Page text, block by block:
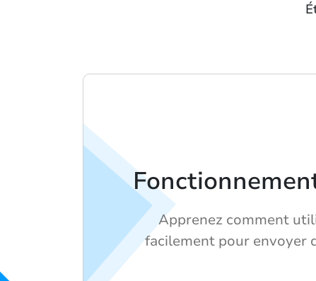
Apprenez comment
facilement pour envoyer